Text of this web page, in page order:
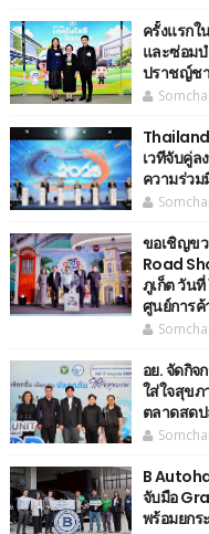
ครั้งแรกใ
และซ่อม
ปราชญ์ช
เวทีจับคู่
ความร่วม
ขอเชิญข
Road
ภูเก็ต วัน
ศูนย์การ
อย. จัดกิจ
ใส่ใจสุขภ
ตลาดสดป
B
จับมือ
พร้อมยก